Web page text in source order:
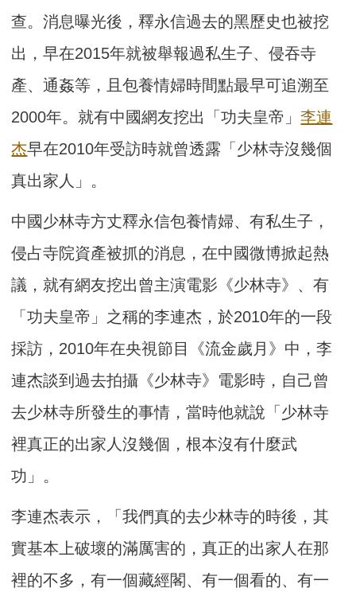
查。消息曝光後，釋永信過去的黑歷史也被挖
出，早在2015年就被舉報過私生子、侵吞寺
產、通姦等，且包養情婦時間點最早可追溯至
2000年。就有中國網友挖出「功夫皇帝」李連
杰早在2010年受訪時就曾透露「少林寺沒幾個
真出家人」。
中國少林寺方丈釋永信包養情婦、有私生子，
侵占寺院資產被抓的消息，在中國微博掀起熱
議，就有網友挖出曾主演電影《少林寺》、有
「功夫皇帝」之稱的李連杰，於2010年的一段
採訪，2010年在央視節目《流金歲月》中，李
連杰談到過去拍攝《少林寺》電影時，自己曾
去少林寺所發生的事情，當時他就說「少林寺
裡真正的出家人沒幾個，根本沒有什麼武
功」。
李連杰表示，「我們真的去少林寺的時後，其
實基本上破壞的滿厲害的，真正的出家人在那
裡的不多，有一個藏經閣、有一個看的、有一